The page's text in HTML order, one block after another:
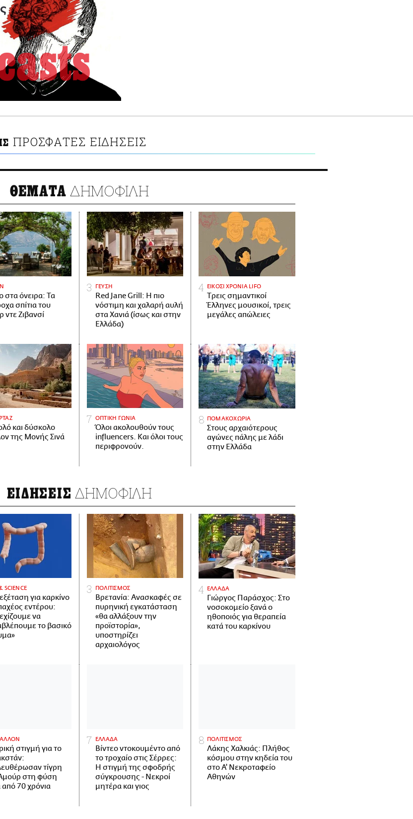
ΠΡΟΣΦΑΤΕΣ ΕΙΔΗΣΕΙΣ
ΘΕΜΑΤΑ ΔΗΜΟΦΙΛΗ
στα όνειρα: Τα
σπίτια του
ντε Ζιβανσί
ΓΕΥΣΗ
Red Jane Grill: Η πιο
νόστιμη και χαλαρή αυλή
στα Χανιά (ίσως και στην
Ελλάδα)
ΕΙΚΟΣΙ ΧΡΟΝΙΑ LIFO
Tρεις σημαντικοί
Έλληνες μουσικοί, τρεις
μεγάλες απώλειες
και δύσκολο
της Μονής Σινά
ΟΠΤΙΚΗ ΓΩΝΙΑ
Όλοι ακολουθούν τους
influencers. Και όλοι τους
περιφρονούν.
ΠΟΜΑΚΟΧΩΡΙΑ
Στους αρχαιότερους
αγώνες πάλης με λάδι
στην Ελλάδα
ΕΙΔΗΣΕΙΣ ΔΗΜΟΦΙΛΗ
SCIENCE
για καρκίνο
εντέρου:
να
το βασικό
ΠΟΛΙΤΙΣΜΟΣ
Βρετανία: Ανασκαφές σε
πυρηνική εγκατάσταση
«θα αλλάξουν την
προϊστορία»,
υποστηρίζει
αρχαιολόγος
ΕΛΛΑΔΑ
Γιώργος Παράσχος: Στο
νοσοκομείο ξανά ο
ηθοποιός για θεραπεία
κατά του καρκίνου
στιγμή για το
τίγρη
στη φύση
από 70 χρόνια
ΕΛΛΑΔΑ
Βίντεο ντοκουμέντο από
το τροχαίο στις Σέρρες:
Η στιγμή της σφοδρής
σύγκρουσης - Νεκροί
μητέρα και γιος
ΠΟΛΙΤΙΣΜΟΣ
Λάκης Χαλκιάς: Πλήθος
κόσμου στην κηδεία του
στο Α' Νεκροταφείο
Αθηνών